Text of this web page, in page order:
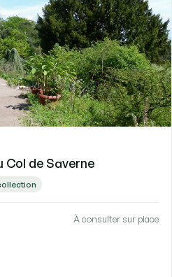
Col de Saverne
À consulter sur place